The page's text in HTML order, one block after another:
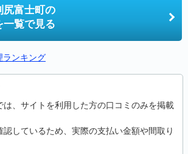
尻富士町の
一覧で見る
ランキング
は、サイトを利用した方の口コミのみを掲載
認しているため、実際の支払い金額や間取り